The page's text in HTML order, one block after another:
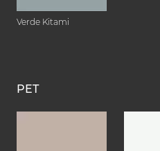
Verde Kitami
PET